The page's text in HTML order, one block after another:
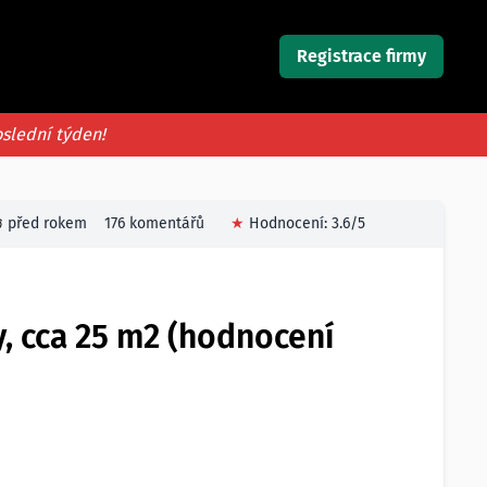
Registrace firmy
týden!
před rokem 176 komentářů ★ Hodnocení: 3.6/5
25 m2 (hodnocení